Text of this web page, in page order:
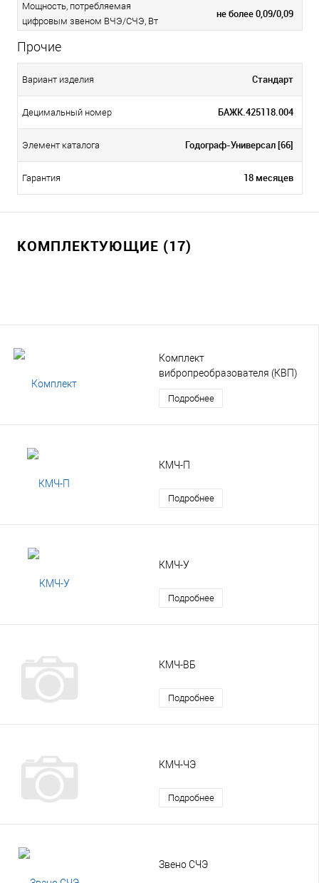
Мощность, потребляемая
цифровым звеном ВЧЭ/СЧЭ, Вт
не более 0,09/0,09
Прочие
Вариант изделия Стандарт
Децимальный номер БАЖК.425118.004
Элемент каталога Годограф-Универсал [66]
Гарантия 18 месяцев
КОМПЛЕКТУЮЩИЕ (17)
Комплект
вибропреобразователя (КВП)
Подробнее
КМЧ-П
Подробнее
КМЧ-У
Подробнее
КМЧ-ВБ
Подробнее
КМЧ-ЧЭ
Подробнее
Звено СЧЭ